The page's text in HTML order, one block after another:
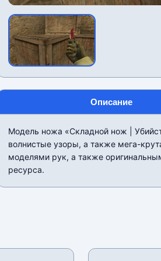
Описание
Модель ножа «Складной нож |
волнистые узоры, а также мега-
моделями рук, а также
ресурса.